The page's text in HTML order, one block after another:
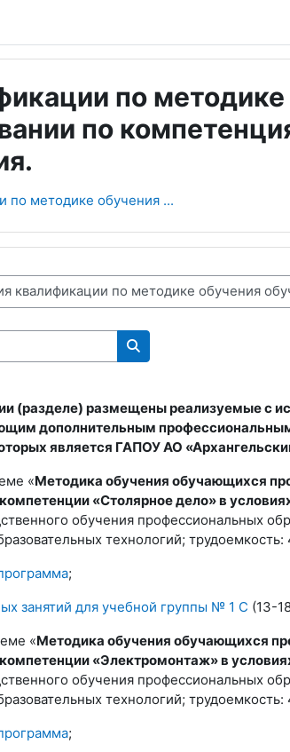
по
по
по методике обучения ...
Поиск курса
(разделе) размещены реализуемые с
дополнительным
является ГАПОУ АО
«Методика обучения обучающихся
«Столярное дело» в
обучения профессиональных
технологий; трудоемкость:
;
занятий для учебной группы № 1 С (13-
«Методика обучения обучающихся
«Электромонтаж» в
обучения профессиональных
технологий; трудоемкость:
;